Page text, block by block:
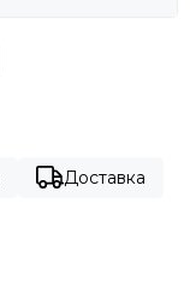
Доставка